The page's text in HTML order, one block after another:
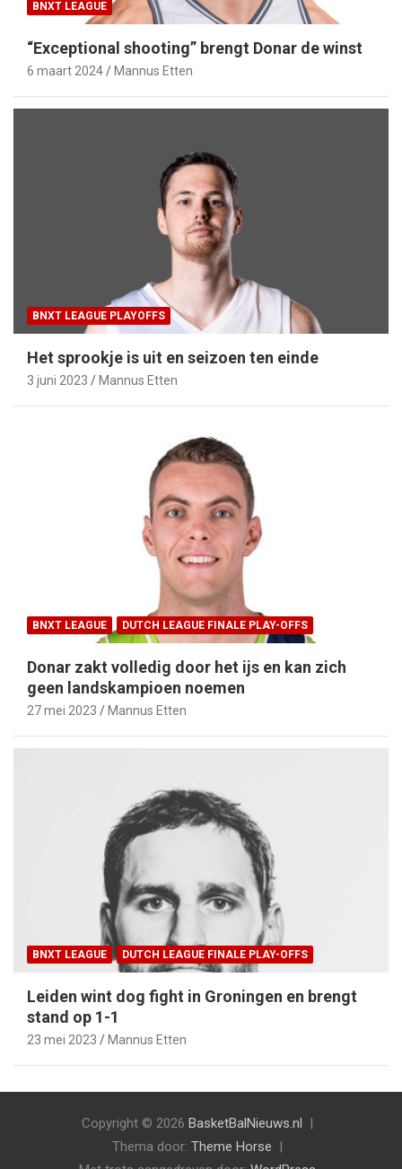
BNXT LEAGUE
“Exceptional shooting” brengt Donar de winst
6 maart 2024 Mannus Etten
BNXT LEAGUE PLAYOFFS
Het sprookje is uit en seizoen ten einde
3 juni 2023 Mannus Etten
BNXT LEAGUE DUTCH LEAGUE FINALE PLAY-OFFS
Donar zakt volledig door het ijs en kan zich
geen landskampioen noemen
27 mei 2023 Mannus Etten
BNXT LEAGUE DUTCH LEAGUE FINALE PLAY-OFFS
Leiden wint dog fight in Groningen en brengt
stand op 1-1
23 mei 2023 Mannus Etten
Copyright © 2026 BasketBalNieuws.nl
Thema door: Theme Horse